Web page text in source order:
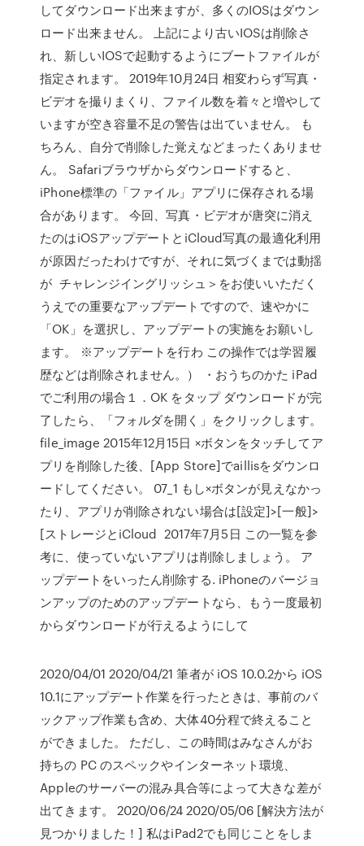
してダウンロード出来ますが、多くのIOSはダウン
ロード出来ません。 上記により古いIOSは削除さ
れ、新しいIOSで起動するようにブートファイルが
指定されます。 2019年10月24日 相変わらず写真・
ビデオを撮りまくり、ファイル数を着々と増やして
いますが空き容量不足の警告は出ていません。 も
ちろん、自分で削除した覚えなどまったくありませ
ん。 Safariブラウザからダウンロードすると、
iPhone標準の「ファイル」アプリに保存される場
合があります。 今回、写真・ビデオが唐突に消え
たのはiOSアップデートとiCloud写真の最適化利用
が原因だったわけですが、それに気づくまでは動揺
が チャレンジイングリッシュ＞をお使いいただく
うえでの重要なアップデートですので、速やかに
「OK」を選択し、アップデートの実施をお願いし
ます。 ※アップデートを行わ この操作では学習履
歴などは削除されません。） ・おうちのかた iPad
でご利用の場合１．OK をタップ ダウンロードが完
了したら、「フォルダを開く」をクリックします。
file_image 2015年12月15日 ×ボタンをタッチしてア
プリを削除した後、[App Store]でaillisをダウンロ
ードしてください。 07_1 もし×ボタンが見えなかっ
たり、アプリが削除されない場合は[設定]>[一般]>
[ストレージとiCloud 2017年7月5日 この一覧を参
考に、使っていないアプリは削除しましょう。 ア
ップデートをいったん削除する. iPhoneのバージョ
ンアップのためのアップデートなら、もう一度最初
からダウンロードが行えるようにして
2020/04/01 2020/04/21 筆者が iOS 10.0.2から iOS
10.1にアップデート作業を行ったときは、事前のバ
ックアップ作業も含め、大体40分程で終えること
ができました。 ただし、この時間はみなさんがお
持ちの PC のスペックやインターネット環境、
Appleのサーバーの混み具合等によって大きな差が
出てきます。 2020/06/24 2020/05/06 [解決方法が
見つかりました！] 私はiPad2でも同じことをしま